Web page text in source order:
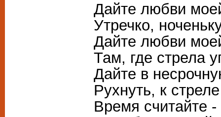
Дайте любви
Утречко,
Дайте любви
Там, где стрела
Дайте в
Рухнуть, к
Время считайте